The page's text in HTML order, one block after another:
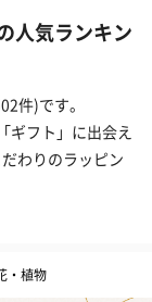
人気ランキン
件)です。
ギフト」に出会え
わりのラッピン
・植物